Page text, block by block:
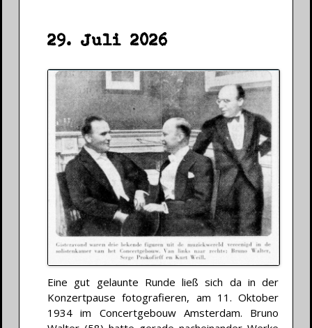
29. Juli 2026
Eine gut gelaunte Runde ließ sich da in der
Konzertpause fotografieren, am 11. Oktober
1934 im Concertgebouw Amsterdam. Bruno